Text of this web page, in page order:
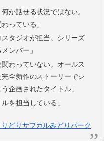
か話せる状況ではない。
っている」
スタジオが担当。シリーズ
ンバー」
関わっていない。オールス
全新作のストーリーでシ
企画されたタイトル」
を担当している」
どりサブカルみどりパーク